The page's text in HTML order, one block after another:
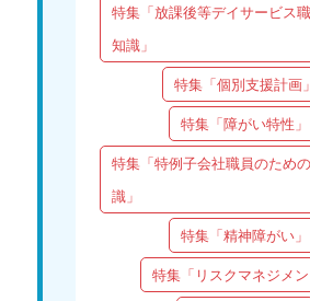
特集「放課後等デイサービス
知識」
特集「個別支援計画」
特集「障がい特性」
特集「特例子会社職員のため
識」
特集「精神障がい」
特集「リスクマネジメン